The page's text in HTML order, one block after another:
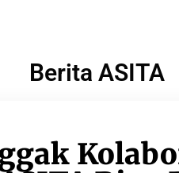
Berita ASITA